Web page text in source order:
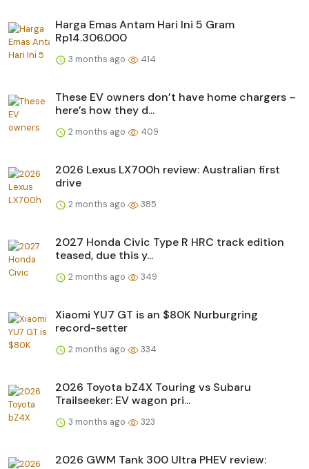
Harga Emas Antam Hari Ini 5 Gram
Rp14.306.000
3 months ago 414
These EV owners don’t have home chargers –
here’s how they d...
2 months ago 409
2026 Lexus LX700h review: Australian first
drive
2 months ago 385
2027 Honda Civic Type R HRC track edition
teased, due this y...
2 months ago 349
Xiaomi YU7 GT is an $80K Nurburgring
record-setter
2 months ago 334
2026 Toyota bZ4X Touring vs Subaru
Trailseeker: EV wagon pri...
3 months ago 323
2026 GWM Tank 300 Ultra PHEV review: